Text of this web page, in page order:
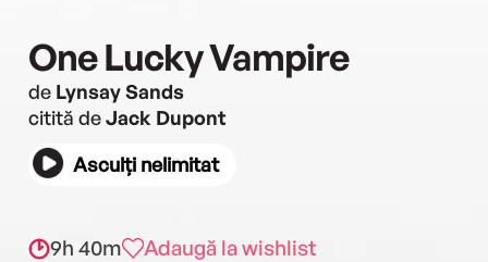
One Lucky Vampire
de Lynsay Sands
citită deJack Dupont
Asculți nelimitat
9h 40m Adaugă la wishlist